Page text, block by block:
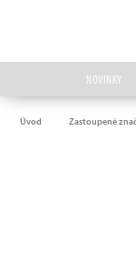
NOVINKY
Úvod Zastoupené